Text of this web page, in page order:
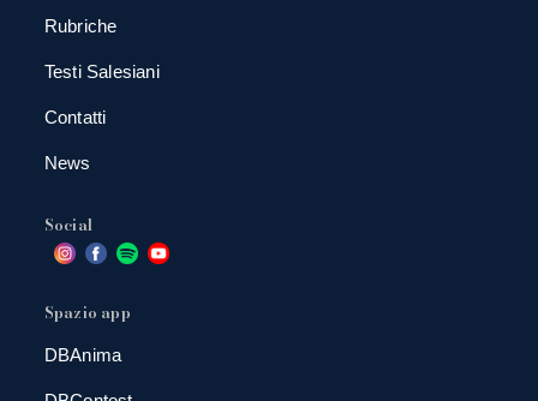
Rubriche
Testi Salesiani
Contatti
News
Social
Spazio app
DBAnima